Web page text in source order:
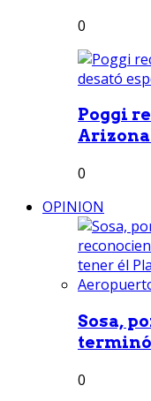
0
Poggi
0
OPINION
Sosa,
0